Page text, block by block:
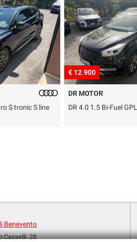
S tronic S line
€ 12.900
DR MOTOR
DR 4.0 1.5 Bi-Fuel GPL
Benevento
Casselli, 28